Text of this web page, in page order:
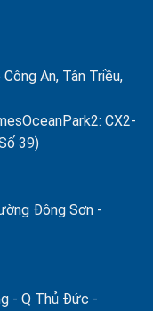
An, Tân Triều,
CX2-
39)
Đông Sơn -
- Q Thủ Đức -